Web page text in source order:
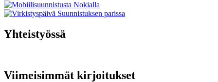
Yhteistyössä
Viimeisimmät kirjoitukset